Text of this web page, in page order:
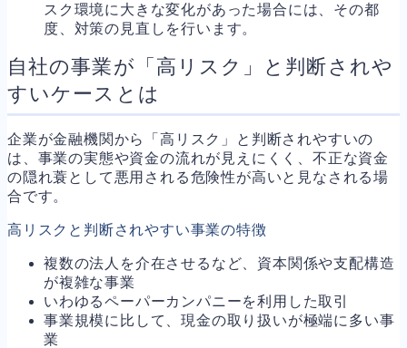
スク環境に大きな変化があった場合には、その都
度、対策の見直しを行います。
自社の事業が「高リスク」と判断されや
すいケースとは
企業が金融機関から「高リスク」と判断されやすいの
は、事業の実態や資金の流れが見えにくく、不正な資金
の隠れ蓑として悪用される危険性が高いと見なされる場
合です。
高リスクと判断されやすい事業の特徴
複数の法人を介在させるなど、資本関係や支配構造
が複雑な事業
いわゆるペーパーカンパニーを利用した取引
事業規模に比して、現金の取り扱いが極端に多い事
業